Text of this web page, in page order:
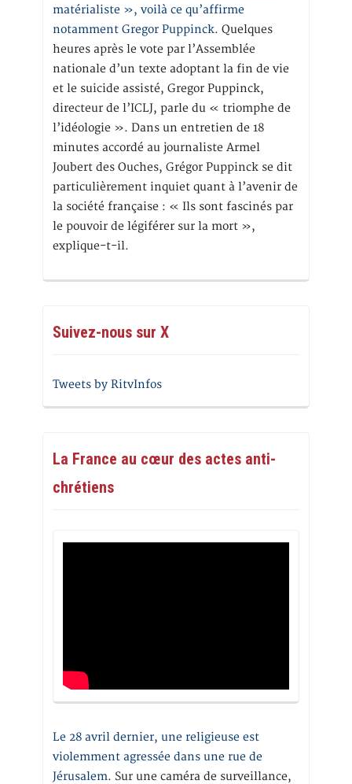
matérialiste », voilà ce qu’affirme
notamment Gregor Puppinck. Quelques
heures après le vote par l’Assemblée
nationale d’un texte adoptant la fin de vie
et le suicide assisté, Gregor Puppinck,
directeur de l’ICLJ, parle du « triomphe de
l’idéologie ». Dans un entretien de 18
minutes accordé au journaliste Armel
Joubert des Ouches, Grégor Puppinck se dit
particulièrement inquiet quant à l’avenir de
la société française : « Ils sont fascinés par
le pouvoir de légiférer sur la mort »,
explique-t-il.
Suivez-nous sur X
Tweets by RitvInfos
La France au cœur des actes anti-
chrétiens
Le 28 avril dernier, une religieuse est
violemment agressée dans une rue de
Jérusalem. Sur une caméra de surveillance,